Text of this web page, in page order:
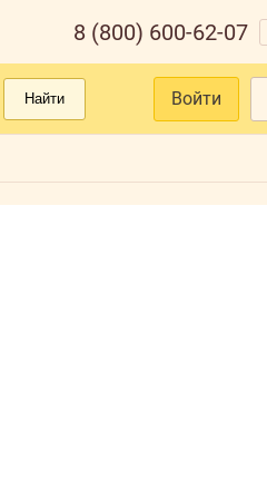
8 (800) 600-62-07
Найти Войти